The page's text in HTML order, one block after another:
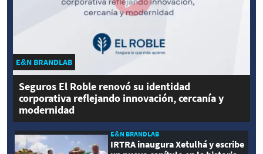
E&N BRANDLAB
Seguros El Roble renovó su identidad
corporativa reflejando innovación, cercanía y
modernidad
E&N BRANDLAB
IRTRA inaugura Xetulhá y escribe